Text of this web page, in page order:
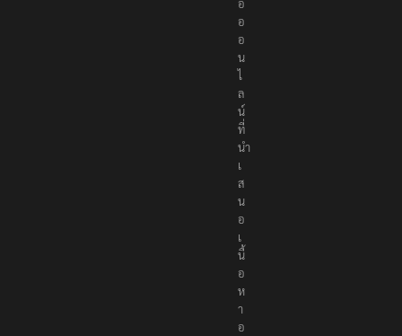
อ
อ
อ
น
ไ
ล
น์
ที่
นำ
เ
ส
น
อ
เ
นื้
อ
ห
า
อ